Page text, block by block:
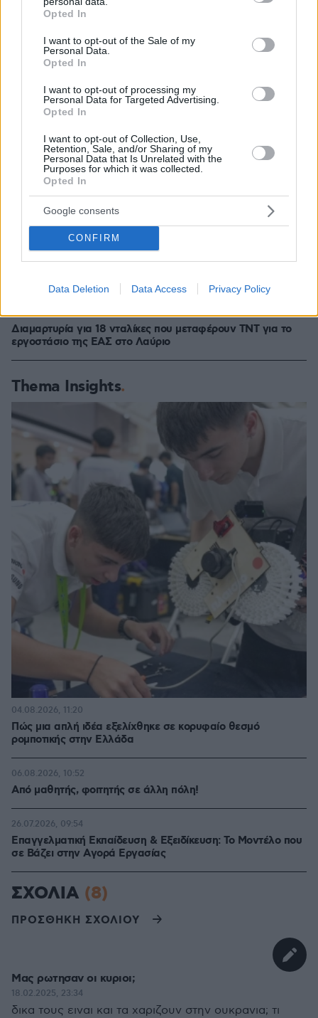
grant or deny consent to Google and its third-party tags to
use your data for below specified purposes in below Google
consent section.
Opted In
I want to opt-out of the Sale of my
Personal Data.
Opted In
I want to opt-out of processing my
Personal Data for Targeted Advertising.
Opted In
I want to opt-out of Collection, Use,
Retention, Sale, and/or Sharing of my
Personal Data that Is Unrelated with the
Purposes for which it was collected.
Opted In
Google consents
CONFIRM
Data Deletion Data Access Privacy Policy
Διαμαρτυρία για 18 νταλίκες που μεταφέρουν ΤΝΤ για το
εργοστάσιο της ΕΑΣ στο Λαύριο
15.02.2025, 14:48
Thema Insights
Πώς μια απλή ιδέα εξελίχθηκε σε κορυφαίο θεσμό
ρομποτικής στην Ελλάδα
04.08.2026, 11:20
Από μαθητής, φοιτητής σε άλλη πόλη!
06.08.2026, 10:52
Επαγγελματική Εκπαίδευση & Εξειδίκευση: Το Mοντέλο που
σε Bάζει στην Aγορά Eργασίας
26.07.2026, 09:54
ΣΧΟΛΙΑ (8)
ΠΡΟΣΘΗΚΗ ΣΧΟΛΙΟΥ
Μας ρωτησαν οι κυριοι;
18.02.2025, 23:34
δικα τους ειναι και τα χαριζουν στην ουκρανια; τι